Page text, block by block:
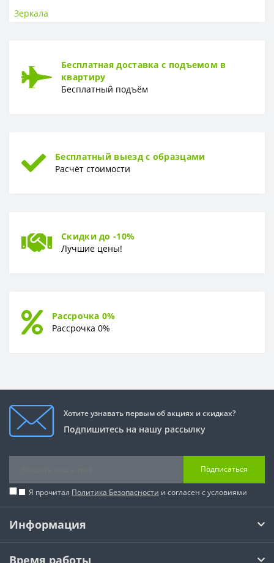
Высота, см
Зеркала
Бесплатная доставка с подъемом в
квартиру
Бесплатный подъём
Бесплатный выезд с образцами
Расчёт стоимости
Скидки до -10%
Лучшие цены!
Рассрочка 0%
Рассрочка 0%
Хотите узнавать первым об акциях и скидках?
Подпишитесь на нашу рассылку
Подписаться
Я прочитал Политика Безопасности и согласен с условиями
Информация
Время работы